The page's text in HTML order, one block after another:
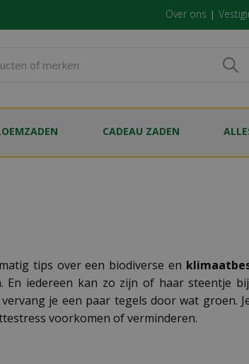
Over ons
CADEAU ZADEN
tips over een biodiverse en
iedereen kan zo zijn of haar steentje
je een paar tegels door wat groen.
voorkomen of verminderen.